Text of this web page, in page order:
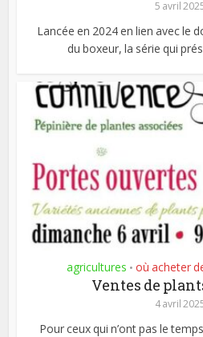
5 avril
Lancée en 2024 en lien avec le
du boxeur, la série qui
agricultures • où acheter
Ventes de
4 avril
Pour ceux qui n’ont pas le